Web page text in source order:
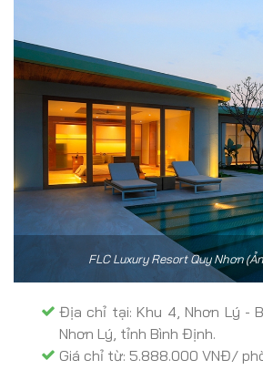
FLC Luxury Resort Quy Nhơn
Địa chỉ tại: Khu 4, Nhơn Lý -
Nhơn Lý, tỉnh Bình Định.
Giá chỉ từ: 5.888.000 VNĐ/